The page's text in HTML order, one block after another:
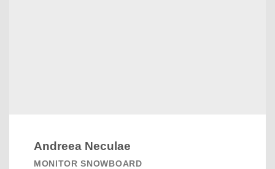
Andreea Neculae
MONITOR SNOWBOARD